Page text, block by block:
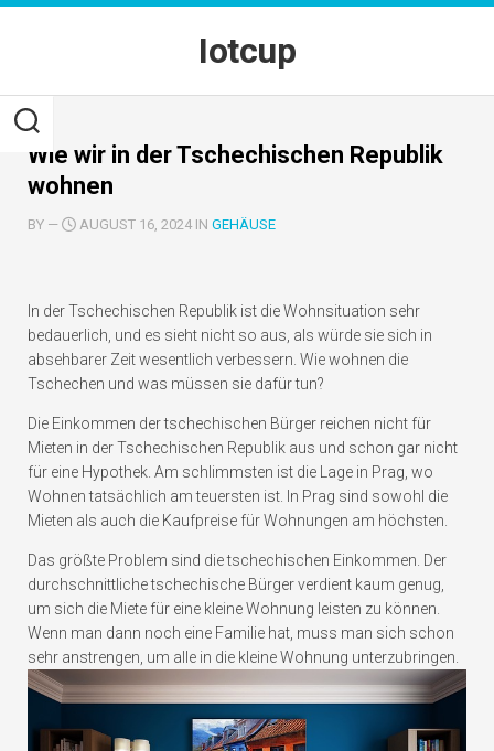
Skip
Iotcup
Wie wir in der Tschechischen Republik
wohnen
BY — AUGUST 16, 2024 IN GEHÄUSE
In der Tschechischen Republik ist die Wohnsituation sehr
bedauerlich, und es sieht nicht so aus, als würde sie sich in
absehbarer Zeit wesentlich verbessern. Wie wohnen die
Tschechen und was müssen sie dafür tun?
Die Einkommen der tschechischen Bürger reichen nicht für
Mieten in der Tschechischen Republik aus und schon gar nicht
für eine Hypothek. Am schlimmsten ist die Lage in Prag, wo
Wohnen tatsächlich am teuersten ist. In Prag sind sowohl die
Mieten als auch die Kaufpreise für Wohnungen am höchsten.
Das größte Problem sind die tschechischen Einkommen. Der
durchschnittliche tschechische Bürger verdient kaum genug,
um sich die Miete für eine kleine Wohnung leisten zu können.
Wenn man dann noch eine Familie hat, muss man sich schon
sehr anstrengen, um alle in die kleine Wohnung unterzubringen.